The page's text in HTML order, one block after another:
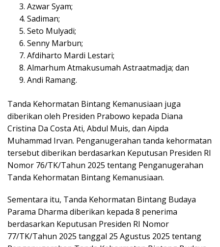
Azwar Syam;
Sadiman;
Seto Mulyadi;
Senny Marbun;
Afdiharto Mardi Lestari;
Almarhum Atmakusumah Astraatmadja; dan
Andi Ramang.
Tanda Kehormatan Bintang Kemanusiaan juga
diberikan oleh Presiden Prabowo kepada Diana
Cristina Da Costa Ati, Abdul Muis, dan Aipda
Muhammad Irvan. Penganugerahan tanda kehormatan
tersebut diberikan berdasarkan Keputusan Presiden RI
Nomor 76/TK/Tahun 2025 tentang Penganugerahan
Tanda Kehormatan Bintang Kemanusiaan.
Sementara itu, Tanda Kehormatan Bintang Budaya
Parama Dharma diberikan kepada 8 penerima
berdasarkan Keputusan Presiden RI Nomor
77/TK/Tahun 2025 tanggal 25 Agustus 2025 tentang